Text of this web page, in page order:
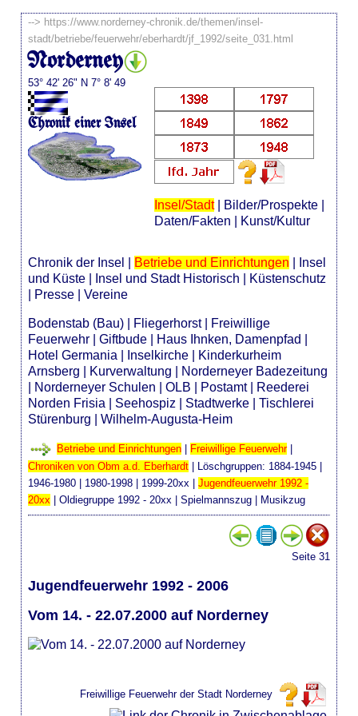
--> https://www.norderney-chronik.de/themen/insel-
stadt/betriebe/feuerwehr/eberhardt/jf_1992/seite_031.html
Norderney
53° 42' 26" N 7° 8' 49
Chronik einer Insel
Insel/Stadt| Bilder/Prospekte|
Daten/Fakten
Kunst/Kultur
Chronik der Insel Betriebe und Einrichtungen
Insel
und Küste
Insel und Stadt Historisch
Küstenschutz
Presse |Vereine
Bodenstab (Bau) Fliegerhorst|
Freiwillige
Feuerwehr |Giftbude Haus Ihnken, Damenpfad
Hotel Germania
Inselkirche
Kinderkurheim
Arnsberg
Kurverwaltung
Norderneyer Badezeitung
Norderneyer Schulen |OLB Postamt|
Reederei
Norden Frisia
Seehospiz Stadtwerke |Tischlerei
Stürenburg |Wilhelm-Augusta-Heim
Betriebe und Einrichtungen Freiwillige Feuerwehr|
Chroniken von Obm a.d. Eberhardt | Löschgruppen: 1884-1945 |
1946-1980 | 1980-1998 | 1999-20xx |Jugendfeuerwehr 1992 -
20xx |Oldiegruppe 1992 - 20xx |Spielmannszug | Musikzug
Seite 31
Jugendfeuerwehr 1992 - 2006
Vom 14. - 22.07.2000 auf Norderney
Freiwillige Feuerwehr der Stadt Norderney